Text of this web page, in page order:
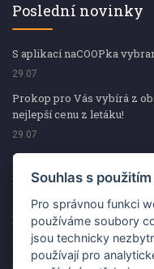
Poslední novinky
S aplikací naCOOPka
29.07
Prokop pro Vás vybírá z
nejlepší cenu z letáku!
29.07
Prokop pro Vás vybírá z
nejlepší cenu z letáku!
Kup špekáčky od Váhaly a
29.07
Prokop pro Vás vybírá na
Souhlas s použitím
Pro správnou funkci
používáme soubory
jsou technicky
používají pro